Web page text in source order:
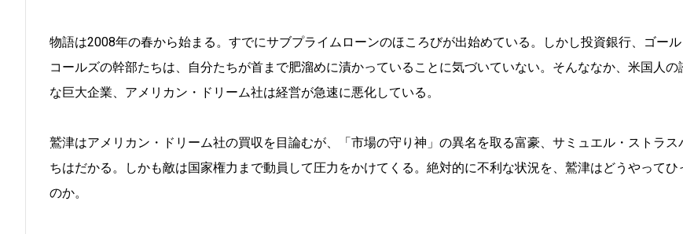
物語は2008年の春から始まる。すでにサブプライムローンのほころびが出始めている。しかし投資銀行、ゴール
コールズの幹部たちは、自分たちが首まで肥溜めに漬かっていることに気づいていない。そんななか、米国人の
な巨大企業、アメリカン・ドリーム社は経営が急速に悪化している。
鷲津はアメリカン・ドリーム社の買収を目論むが、「市場の守り神」の異名を取る富豪、サミュエル・ストラス
ちはだかる。しかも敵は国家権力まで動員して圧力をかけてくる。絶対的に不利な状況を、鷲津はどうやってひ
のか。